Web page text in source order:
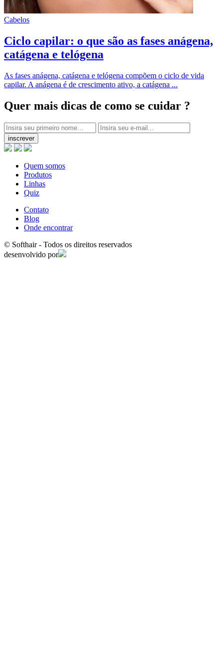
Cabelos
Ciclo capilar: o que são as fases anágena,
catágena e telógena
As fases anágena, catágena e telógena compõem o ciclo de vida
capilar. A anágena é de crescimento ativo, a catágena ...
Quer mais dicas de como se cuidar ?
inscrever
Quem somos
Produtos
Linhas
Quiz
Contato
Blog
Onde encontrar
© Softhair - Todos os direitos reservados
desenvolvido por